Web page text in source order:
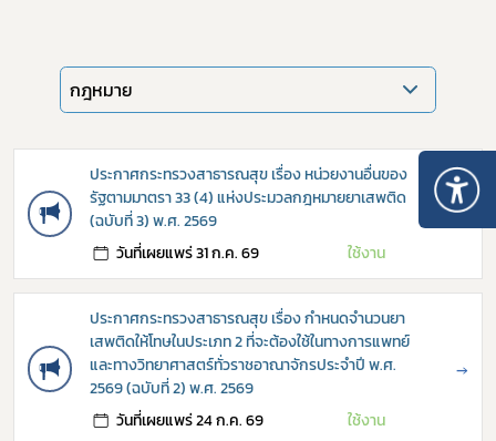
กฎหมาย
ประกาศกระทรวงสาธารณสุข เรื่อง หน่วยงานอื่นของ
รัฐตามมาตรา 33 (4) แห่งประมวลกฎหมายยาเสพติด
(ฉบับที่ 3) พ.ศ. 2569
วันที่เผยแพร่ 31 ก.ค. 69
ใช้งาน
→
ประกาศกระทรวงสาธารณสุข เรื่อง กำหนดจำนวนยา
เสพติดให้โทษในประเภท 2 ที่จะต้องใช้ในทางการแพทย์
และทางวิทยาศาสตร์ทั่วราชอาณาจักรประจำปี พ.ศ.
2569 (ฉบับที่ 2) พ.ศ. 2569
วันที่เผยแพร่ 24 ก.ค. 69
ใช้งาน
→